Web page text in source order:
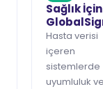
Sağlık İçin
Hasta verisi
içeren
sistemlerde
uyumluluk